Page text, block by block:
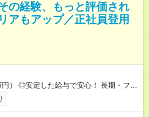
の経験、もっと評価され
アもアップ／正社員登用
期・フル
方にお越しいただきたいと思っていま
とはないので、安定した給与が入りま